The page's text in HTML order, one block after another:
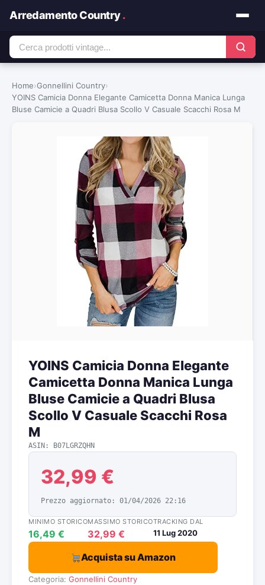
Arredamento Country.
Home›Gonnellini Country›
YOINS Camicia Donna Elegante Camicetta Donna Manica Lunga
Bluse Camicie a Quadri Blusa Scollo V Casuale Scacchi Rosa M
YOINS Camicia Donna Elegante
Camicetta Donna Manica Lunga
Bluse Camicie a Quadri Blusa
Scollo V Casuale Scacchi Rosa
M
ASIN: B07LGRZQHN
32,99 €
Prezzo aggiornato: 01/04/2026 22:16
MINIMO STORICO
16,49 €
MASSIMO STORICO
32,99 €
TRACKING DAL
11 Lug 2020
Acquista su Amazon
Categoria: Gonnellini Country